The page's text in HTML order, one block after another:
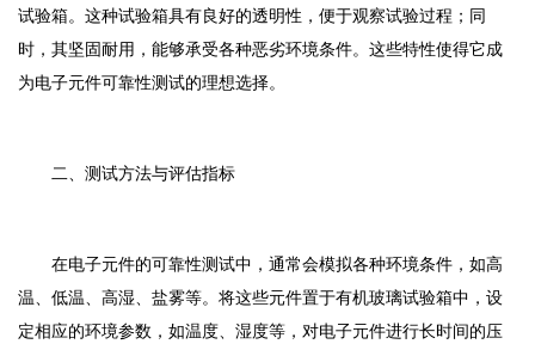
试验箱。这种试验箱具有良好的透明性，便于观察试验过程；同
时，其坚固耐用，能够承受各种恶劣环境条件。这些特性使得它成
为电子元件可靠性测试的理想选择。
二、测试方法与评估指标
在电子元件的可靠性测试中，通常会模拟各种环境条件，如高
温、低温、高湿、盐雾等。将这些元件置于有机玻璃试验箱中，设
定相应的环境参数，如温度、湿度等，对电子元件进行长时间的压